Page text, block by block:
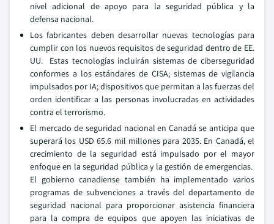
nivel adicional de apoyo para la seguridad pública y la
defensa nacional.
Los fabricantes deben desarrollar nuevas tecnologías para
cumplir con los nuevos requisitos de seguridad dentro de EE.
UU. Estas tecnologías incluirán sistemas de ciberseguridad
conformes a los estándares de CISA; sistemas de vigilancia
impulsados por IA; dispositivos que permitan a las fuerzas del
orden identificar a las personas involucradas en actividades
contra el terrorismo.
El mercado de seguridad nacional en Canadá se anticipa que
superará los USD 65.6 mil millones para 2035. En Canadá, el
crecimiento de la seguridad está impulsado por el mayor
enfoque en la seguridad pública y la gestión de emergencias.
El gobierno canadiense también ha implementado varios
programas de subvenciones a través del departamento de
seguridad nacional para proporcionar asistencia financiera
para la compra de equipos que apoyen las iniciativas de